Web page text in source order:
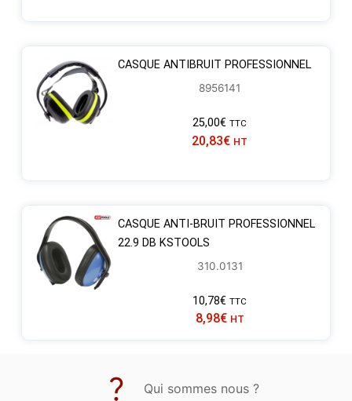
CASQUE ANTIBRUIT PROFESSIONNEL
8956141
25,00€ TTC
20,83€ HT
CASQUE ANTI-BRUIT PROFESSIONNEL
22.9 DB KSTOOLS
310.0131
10,78€ TTC
8,98€ HT
Qui sommes nous ?